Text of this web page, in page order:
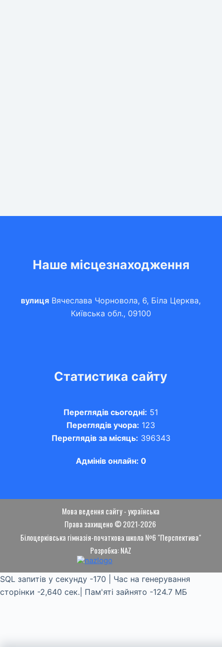
Наше місцезнаходження
вулиця Вячеслава Чорновола, 6, Біла Церква,
Київська обл., 09100
Статистика сайту
Переглядів сьогодні: 51
Переглядів учора: 123
Переглядів за місяць: 396343
Адмінів онлайн: 0
Мова ведення сайту - українська
Права захищено © 2021-2026
Білоцерківська гімназія-початкова школа №6 "Перспектива"
Розробка: NAZ
SQL запитів у секунду -170 | Час на генерування
сторінки -2,640 сек.| Пам'яті зайнято -124.7 МБ